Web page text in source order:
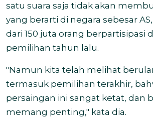
satu suara saja tidak akan
yang berarti di negara sebesar
dari 150 juta orang berpartisipasi
pemilihan tahun lalu.
"Namun kita telah melihat
termasuk pemilihan terakhir,
persaingan ini sangat ketat, dan
memang penting," kata dia.